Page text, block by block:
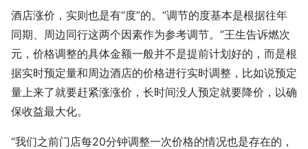
酒店涨价，实则也是有“度”的。“调节的度基本是根据往年
同期、周边同行这两个因素作为参考调节。”王生告诉燃次
元，价格调整的具体金额一般并不是提前计划好的，而是根
据实时预定量和周边酒店的价格进行实时调整，比如说预定
量上来了就要赶紧涨涨价，长时间没人预定就要降价，以确
保收益最大化。
“我们之前门店每20分钟调整一次价格的情况也是存在的，